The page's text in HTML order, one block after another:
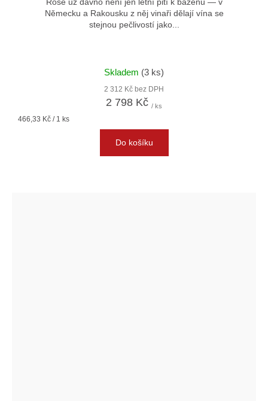
Německu a Rakousku z něj vinaři dělají vína se
stejnou pečlivostí jako...
Skladem (3 ks)
2 312 Kč bez DPH
2 798 Kč / ks
Měrná
466,33 Kč / 1 ks
Do košíku